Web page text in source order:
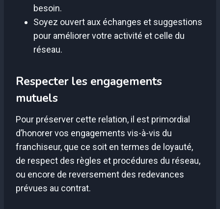
besoin.
Soyez ouvert aux échanges et suggestions
pour améliorer votre activité et celle du
réseau.
Respecter les engagements
mutuels
Pour préserver cette relation, il est primordial
d’honorer vos engagements vis-à-vis du
franchiseur, que ce soit en termes de loyauté,
de respect des règles et procédures du réseau,
ou encore de reversement des redevances
prévues au contrat.